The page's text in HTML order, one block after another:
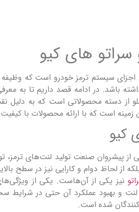
سراتو های کیو
اجزای سیستم ترمز خودرو است که
باشد. در ادامه قصد داریم تا به
دسته محصولاتی است که به دلیل نقش
زمینه است که با ارائه محصولات با
کیو
از پیشروان صنعت تولید لنت‌های ترمز،
از لحاظ دوام و کارایی نیز در سطح
نیز یکی از آن‌هاست. یکی از
و بهبود عملکرد آن حتی در شرایط
شده است.